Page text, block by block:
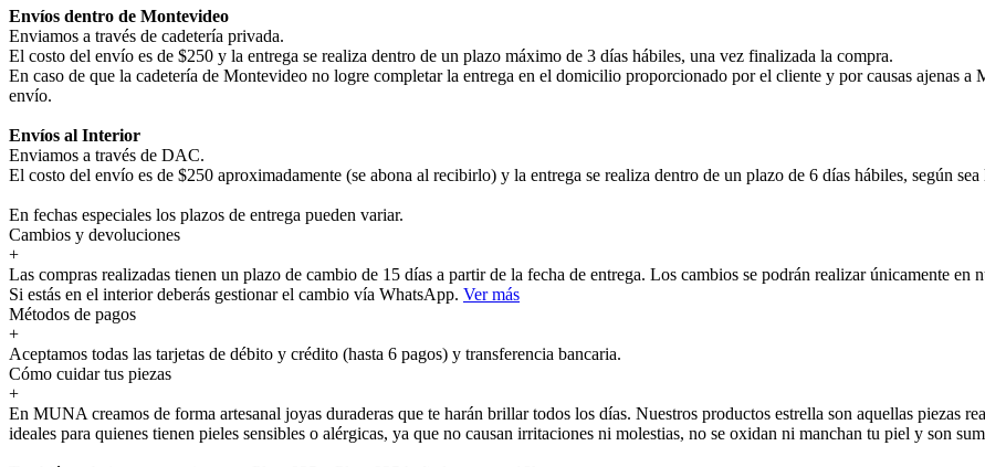
Envíos dentro de Montevideo
Enviamos a través de cadetería privada.
El costo del envío es de $250 y la entrega se realiza dentro de un plazo máximo de 3 días hábiles, una vez finalizada la compra.
En caso de que la cadetería de Montevideo no logre completar la entrega en el domicilio proporcionado por el cliente y por causas ajenas
envío.
Envíos al Interior
Enviamos a través de DAC.
El costo del envío es de $250 aproximadamente (se abona al recibirlo) y la entrega se realiza dentro de un plazo de 6 días hábiles, según
En fechas especiales los plazos de entrega pueden variar.
Cambios y devoluciones
+
Las compras realizadas tienen un plazo de cambio de 15 días a partir de la fecha de entrega. Los cambios se podrán realizar únicamente en
Si estás en el interior deberás gestionar el cambio vía WhatsApp. Ver más
Métodos de pagos
+
Aceptamos todas las tarjetas de débito y crédito (hasta 6 pagos) y transferencia bancaria.
Cómo cuidar tus piezas
+
En MUNA creamos de forma artesanal joyas duraderas que te harán brillar todos los días. Nuestros productos estrella son aquellas piezas
ideales para quienes tienen pieles sensibles o alérgicas, ya que no causan irritaciones ni molestias, no se oxidan ni manchan tu piel y son